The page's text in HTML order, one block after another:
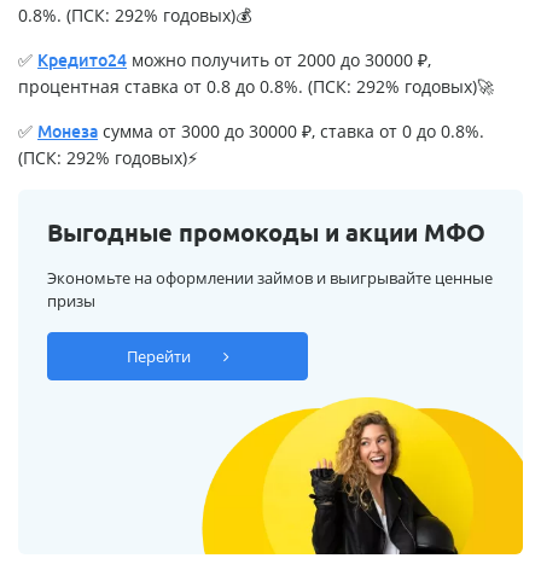
0.8%. (ПСК: 292% годовых)💰
✅ Кредито24 можно получить от 2000 до 30000 ₽,
процентная ставка от 0.8 до 0.8%. (ПСК: 292% годовых)🚀
✅ Монеза сумма от 3000 до 30000 ₽, ставка от 0 до 0.8%.
(ПСК: 292% годовых)⚡
Выгодные промокоды и акции МФО
Экономьте на оформлении займов и выигрывайте ценные
призы
Перейти